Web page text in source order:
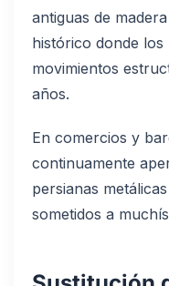
antiguas de
histórico donde
movimientos
años.
En comercios y
continuamente
persianas
sometidos a